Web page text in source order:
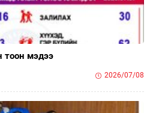
тоон мэдээ
2026/07/08